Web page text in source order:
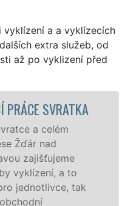
vyklízení a a vyklízecích
extra služeb, od
až po vyklizení před
VYKLÍZECÍ